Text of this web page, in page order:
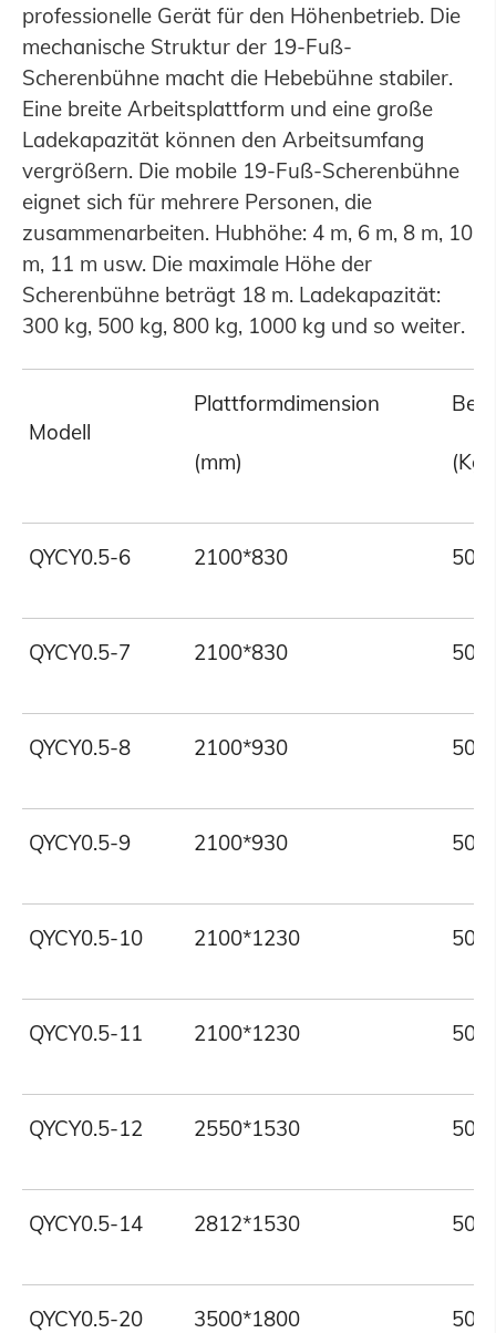
professionelle Gerät für den Höhenbetrieb. Die
mechanische Struktur der 19-Fuß-
Scherenbühne macht die Hebebühne stabiler.
Eine breite Arbeitsplattform und eine große
Ladekapazität können den Arbeitsumfang
vergrößern. Die mobile 19-Fuß-Scherenbühne
eignet sich für mehrere Personen, die
zusammenarbeiten. Hubhöhe: 4 m, 6 m, 8 m, 10
m, 11 m usw. Die maximale Höhe der
Scherenbühne beträgt 18 m. Ladekapazität:
300 kg, 500 kg, 800 kg, 1000 kg und so weiter.
Modell
Plattformdimension
(mm) (Kg)
QYCY0.5-6 2100*830 500
QYCY0.5-7 2100*830 500
QYCY0.5-8 2100*930 500
QYCY0.5-9 2100*930 500
QYCY0.5-10 2100*1230 500
QYCY0.5-11 2100*1230 500
QYCY0.5-12 2550*1530 500
QYCY0.5-14 2812*1530 500
QYCY0.5-20 3500*1800 500